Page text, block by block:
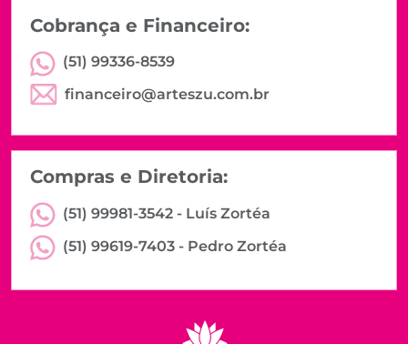
Cobrança e Financeiro:
(51) 99336-8539
financeiro@arteszu.com.br
Compras e Diretoria:
(51) 99981-3542 - Luís Zortéa
(51) 99619-7403 - Pedro Zortéa